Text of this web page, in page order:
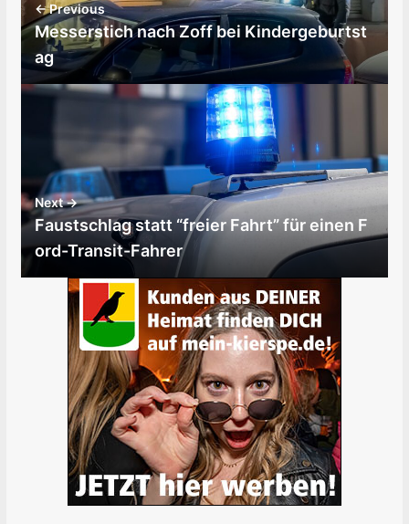
← Previous
Messerstich nach Zoff bei Kindergeburtst
ag
Next →
Faustschlag statt “freier Fahrt” für einen F
ord-Transit-Fahrer